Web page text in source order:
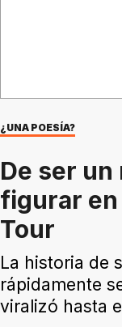
¿UNA POESÍA?
De ser un
figurar en
Tour
La historia de
rápidamente
viralizó hasta